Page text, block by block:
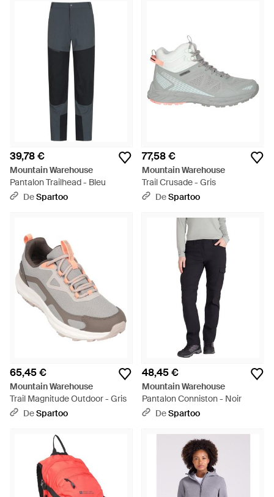
39,78 €
Mountain Warehouse
Pantalon Trailhead - Bleu
DeSpartoo
77,58 €
Mountain Warehouse
Trail Crusade - Gris
DeSpartoo
65,45 €
Mountain Warehouse
Trail Magnitude Outdoor - Gris
DeSpartoo
48,45 €
Mountain Warehouse
Pantalon Conniston - Noir
DeSpartoo